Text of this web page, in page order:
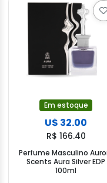
Em estoque
U$ 32.00
R$ 166.40
Perfume Masculino
Scents Aura Silver EDP
100ml